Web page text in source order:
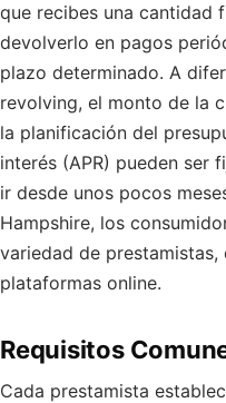
que recibes una cantidad
devolverlo en pagos
plazo determinado. A
revolving, el monto de la
la planificación del
interés (APR) pueden ser
ir desde unos pocos
Hampshire, los
variedad de prestamistas,
plataformas online.
Requisitos
Cada prestamista